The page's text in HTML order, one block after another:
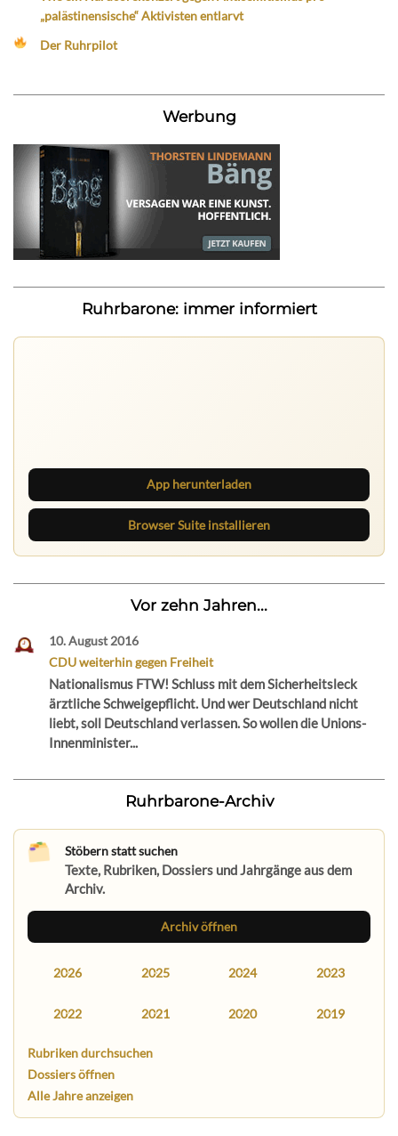
„palästinensische“ Aktivisten entlarvt
Der Ruhrpilot
Werbung
Ruhrbarone: immer informiert
App herunterladen
Browser Suite installieren
Vor zehn Jahren...
10. August 2016
CDU weiterhin gegen Freiheit
Nationalismus FTW! Schluss mit dem Sicherheitsleck
ärztliche Schweigepflicht. Und wer Deutschland nicht
liebt, soll Deutschland verlassen. So wollen die Unions-
Innenminister...
Ruhrbarone-Archiv
Stöbern statt suchen
Texte, Rubriken, Dossiers und Jahrgänge aus dem
Archiv.
Archiv öffnen
2026 2025 2024 2023
2022 2021 2020 2019
Rubriken durchsuchen
Dossiers öffnen
Alle Jahre anzeigen